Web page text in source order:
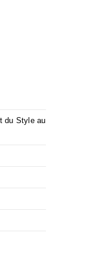
du Style au